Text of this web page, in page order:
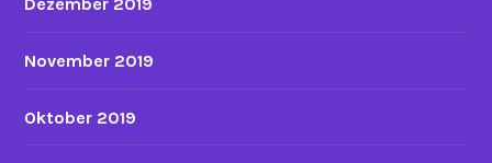
Dezember 2019
November 2019
Oktober 2019